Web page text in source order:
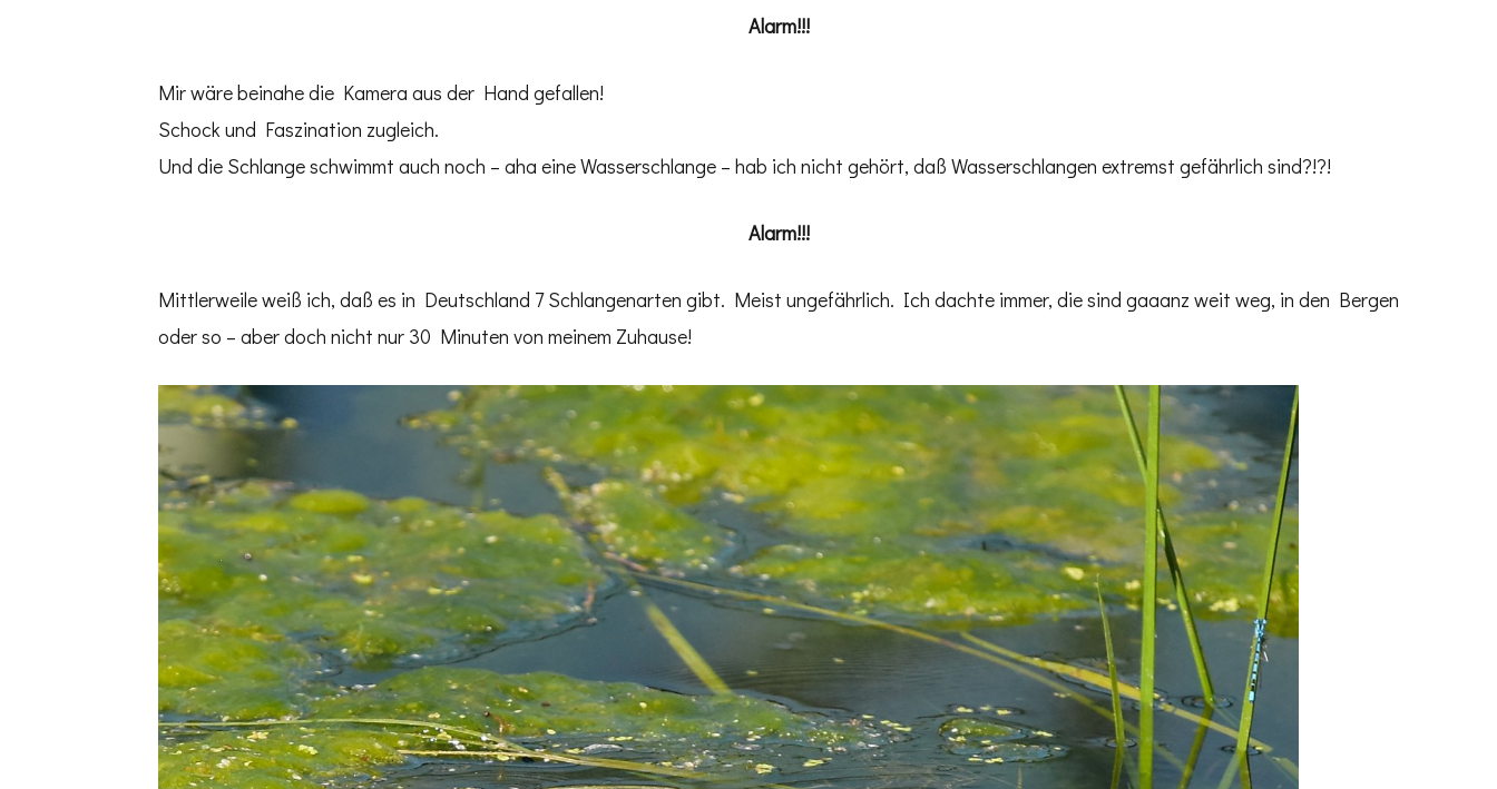
Alarm!!!
Mir wäre beinahe die Kamera aus der Hand gefallen!
Schock und Faszination zugleich.
Und die Schlange schwimmt auch noch – aha eine Wasserschlange – hab ich nicht gehört, daß Wasserschlangen extremst gefährlich sind?!?!
Alarm!!!
Mittlerweile weiß ich, daß es in Deutschland 7 Schlangenarten gibt. Meist ungefährlich. Ich dachte immer, die sind gaaanz weit weg, in den Bergen
oder so – aber doch nicht nur 30 Minuten von meinem Zuhause!